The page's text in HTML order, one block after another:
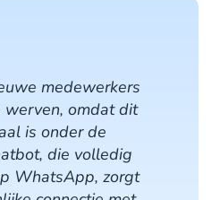
medewerkers
omdat dit
is onder de
die volledig
WhatsApp, zorgt